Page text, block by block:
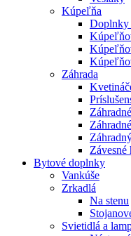
Kúpeľňa
Doplnky
Záhrada
Závesné
Bytové doplnky
Vankúše
Zrkadlá
Na stenu
Svietidlá a